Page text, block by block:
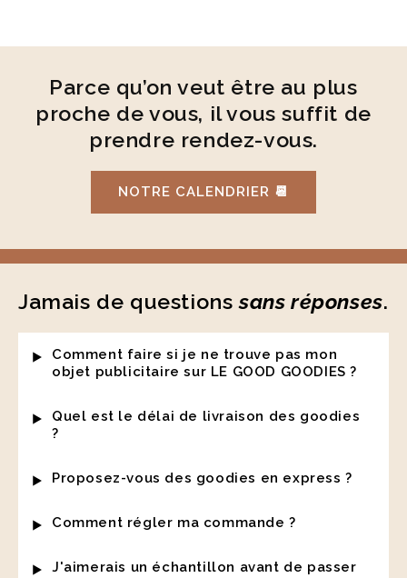
Parce qu’on veut être au plus
proche de vous, il vous suffit de
prendre rendez-vous.
NOTRE CALENDRIER 📆
Jamais de questionssans réponses.
Comment faire si je ne trouve pas mon
objet publicitaire sur LE GOOD GOODIES ?
Quel est le délai de livraison des goodies
?
Proposez-vous des goodies en express ?
Comment régler ma commande ?
J'aimerais un échantillon avant de passer